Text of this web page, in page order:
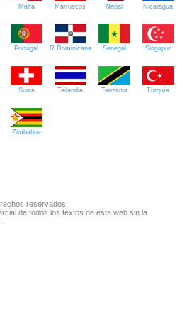
Malta Marruecos Nepal Nicaragua
Portugal R.Dominicana Senegal Singapur
Suiza Tailandia Tanzania Turquía
Zimbabue
reservados.
de todos los textos de esta web sin la